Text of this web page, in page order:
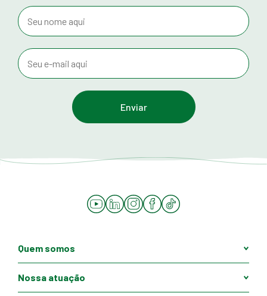
YouTube
LinkedInInstagramFacebook
Tiktok
Quem somos
Nossa atuação